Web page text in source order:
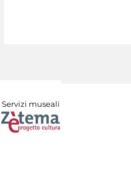
Servizi museali